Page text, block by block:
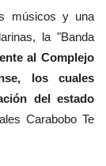
músicos y una
la "Banda
al Complejo
los cuales
del estado
Carabobo Te